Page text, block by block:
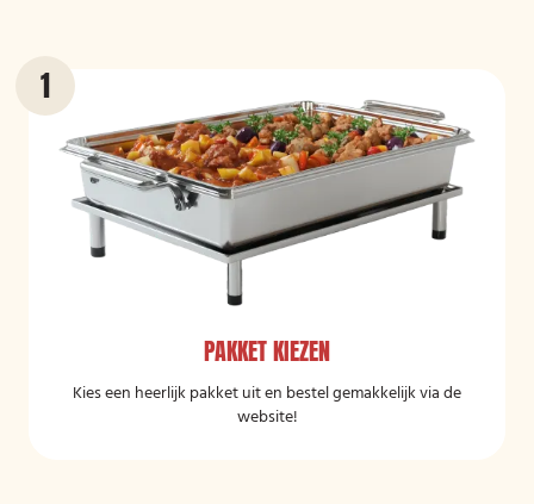
PAKKET KIEZEN
Kies een heerlijk pakket uit en bestel gemakkelijk via de
website!